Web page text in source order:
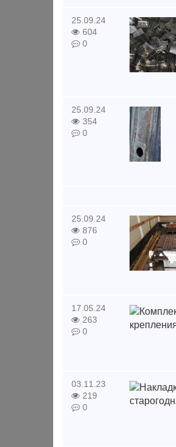
25.09.24
604
0
25.09.24
354
0
25.09.24
876
0
17.05.24
263
0
03.11.23
219
0